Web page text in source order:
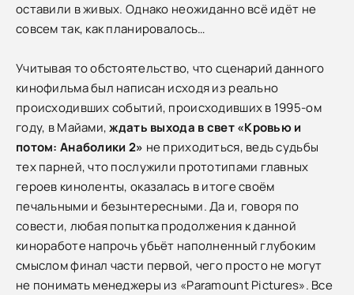
оставили в живых. Однако неожиданно всё идёт не
совсем так, как планировалось…
Учитывая то обстоятельство, что сценарий данного
кинофильма был написан исходя из реально
происходивших событий, происходивших в 1995-ом
году, в Майами,ждать выхода в свет «Кровью и
потом: Анаболики 2» не приходиться, ведь судьбы
тех парней, что послужили прототипами главных
героев киноленты, оказалась в итоге своём
печальными и безынтересными. Да и, говоря по
совести, любая попытка продолжения к данной
киноработе напрочь убьёт наполненный глубоким
смыслом финал части первой, чего просто не могут
не понимать менеджеры из «Paramount Pictures». Все